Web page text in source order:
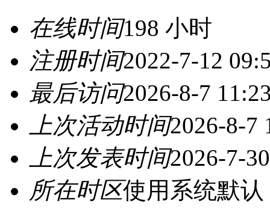
在线时间198 小时
注册时间2022-7-12
最后访问2026-8-7
上次活动时间2026-8-7
上次发表时间2026-7-
所在时区使用系统默认